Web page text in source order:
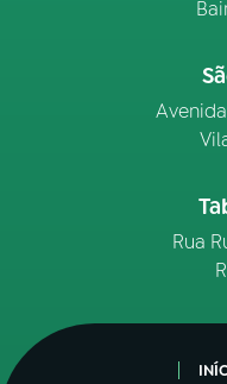
Rua